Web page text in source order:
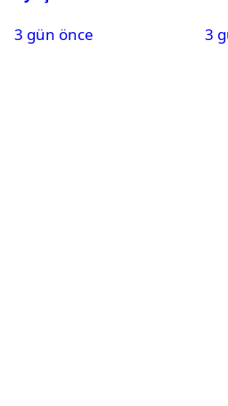
3 gün önce
3